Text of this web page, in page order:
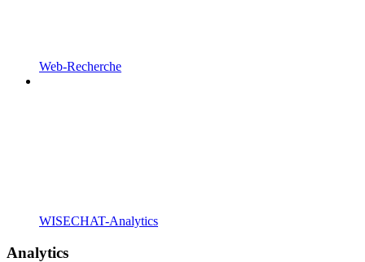
Web-Recherche
WISECHAT-Analytics
Analytics